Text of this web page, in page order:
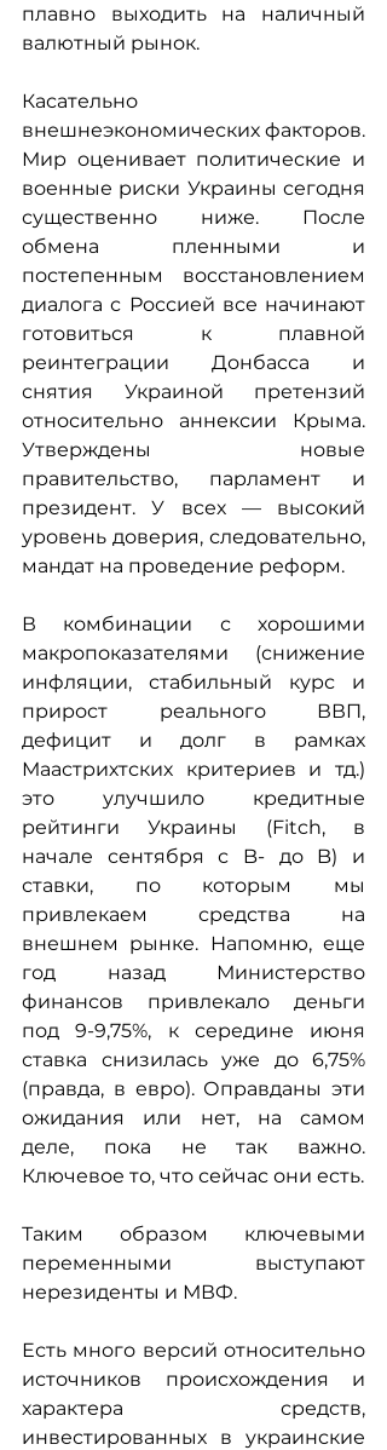
плавно выходить на наличный
валютный рынок.
Касательно
внешнеэкономических факторов.
Мир оценивает политические и
военные риски Украины сегодня
существенно ниже. После
обмена пленными и
постепенным восстановлением
диалога с Россией все начинают
готовиться к плавной
реинтеграции Донбасса и
снятия Украиной претензий
относительно аннексии Крыма.
Утверждены новые
правительство, парламент и
президент. У всех — высокий
уровень доверия, следовательно,
мандат на проведение реформ.
В комбинации с хорошими
макропоказателями (снижение
инфляции, стабильный курс и
прирост реального ВВП,
дефицит и долг в рамках
Маастрихтских критериев и тд.)
это улучшило кредитные
рейтинги Украины (Fitch, в
начале сентября с B- до B) и
ставки, по которым мы
привлекаем средства на
внешнем рынке. Напомню, еще
год назад Министерство
финансов привлекало деньги
под 9-9,75%, к середине июня
ставка снизилась уже до 6,75%
(правда, в евро). Оправданы эти
ожидания или нет, на самом
деле, пока не так важно.
Ключевое то, что сейчас они есть.
Таким образом ключевыми
переменными выступают
нерезиденты и МВФ.
Есть много версий относительно
источников происхождения и
характера средств,
инвестированных в украинские